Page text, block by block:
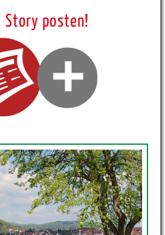
Story posten!